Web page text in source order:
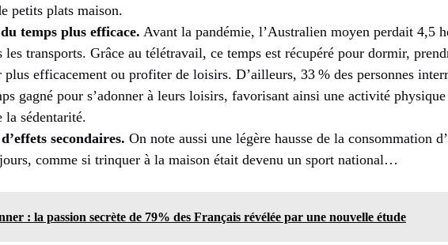
petits plats maison.
temps plus efficace. Avant la pandémie, l’Australien moyen perdait 4,5
les transports. Grâce au télétravail, ce temps est récupéré pour dormir,
efficacement ou profiter de loisirs. D’ailleurs, 33 % des personnes
gagné pour s’adonner à leurs loisirs, favorisant ainsi une activité
la sédentarité.
secondaires. On note aussi une légère hausse de la consommation
comme si trinquer à la maison était devenu un sport national…
: la passion secrète de 79% des Français révélée par une nouvelle étude